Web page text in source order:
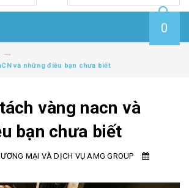
0
và những điều bạn chưa biết
vàng nacn và
bạn chưa biết
MẠI VÀ DỊCH VỤ AMG GROUP